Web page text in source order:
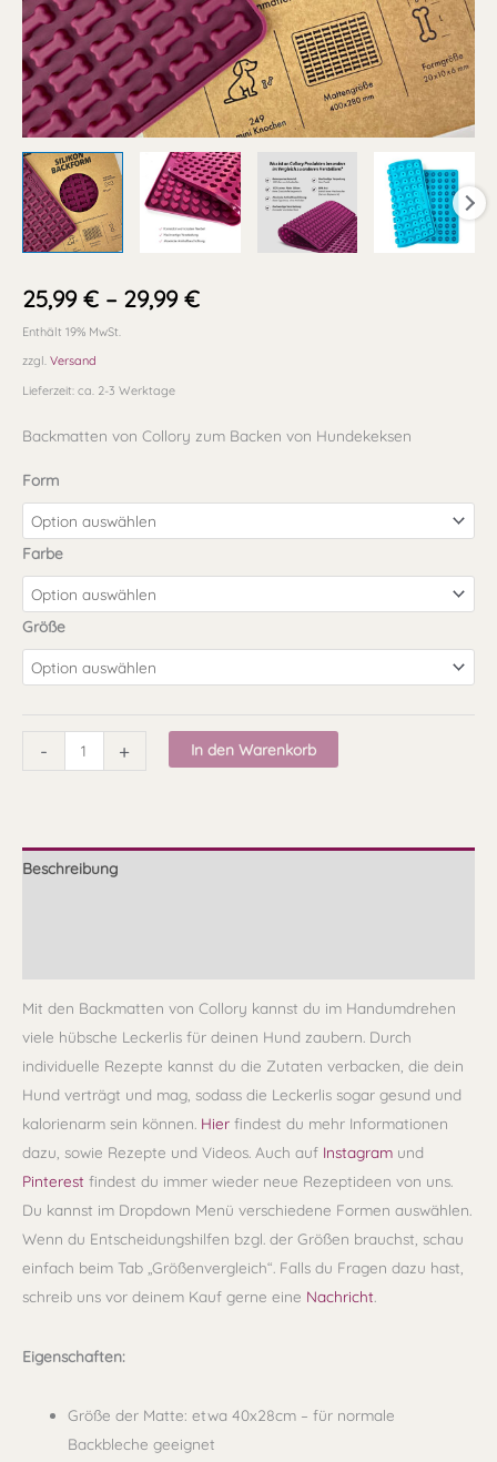
25,99€ – 29,99€
Enthält 19% MwSt.
zzgl. Versand
Lieferzeit: ca. 2-3 Werktage
Backmatten von Collory zum Backen von Hundekeksen
Form
Farbe
Größe
- + In den Warenkorb
Beschreibung
Mit den Backmatten von Collory kannst du im Handumdrehen
viele hübsche Leckerlis für deinen Hund zaubern. Durch
individuelle Rezepte kannst du die Zutaten verbacken, die dein
Hund verträgt und mag, sodass die Leckerlis sogar gesund und
kalorienarm sein können. Hier findest du mehr Informationen
dazu, sowie Rezepte und Videos. Auch auf Instagram und
Pinterest findest du immer wieder neue Rezeptideen von uns.
Du kannst im Dropdown Menü verschiedene Formen auswählen.
Wenn du Entscheidungshilfen bzgl. der Größen brauchst, schau
einfach beim Tab „Größenvergleich“. Falls du Fragen dazu hast,
schreib uns vor deinem Kauf gerne eine Nachricht
Eigenschaften:
Größe der Matte: etwa 40x28cm – für normale
Backbleche geeignet